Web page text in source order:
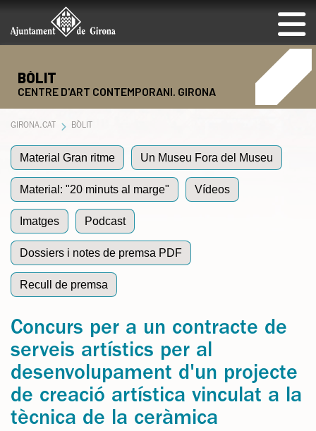
BÒLIT
CENTRE D'ART CONTEMPORANI. GIRONA
GIRONA.CAT BÒLIT
Material Gran ritme Un Museu Fora del Museu
Material: "20 minuts al marge" Vídeos
Imatges Podcast
Dossiers i notes de premsa PDF
Recull de premsa
Concurs per a un contracte de
serveis artístics per al
desenvolupament d'un projecte
de creació artística vinculat a la
tècnica de la ceràmica